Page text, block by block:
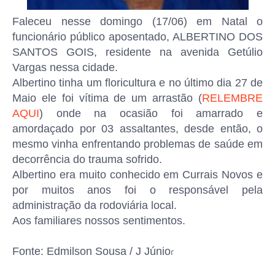
Faleceu nesse domingo (17/06) em Natal o
funcionário público aposentado, ALBERTINO DOS
SANTOS GOIS, residente na avenida Getúlio
Vargas nessa cidade.
Albertino tinha um floricultura e no último dia 27 de
Maio ele foi vítima de um arrastão (RELEMBRE
AQUI) onde na ocasião foi amarrado e
amordaçado por 03 assaltantes, desde então, o
mesmo vinha enfrentando problemas de saúde em
decorrência do trauma sofrido.
Albertino era muito conhecido em Currais Novos e
por muitos anos foi o responsável pela
administração da rodoviária local.
Aos familiares nossos sentimentos.
Fonte: Edmilson Sousa / J Júnior